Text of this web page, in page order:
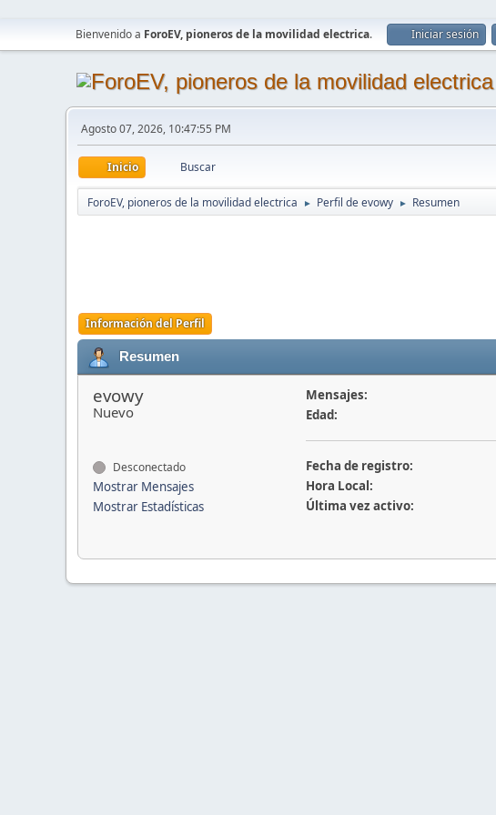
Bienvenido a ForoEV, pioneros de la movilidad electrica. Iniciar sesión
Agosto 07, 2026, 10:47:55 PM
Inicio Buscar
ForoEV, pioneros de la movilidad electrica ► Perfil de evowy ► Resumen
Información del Perfil
Resumen
evowy
Nuevo
Desconectado
Mostrar Mensajes
Mostrar Estadísticas
Mensajes:
Edad:
Fecha de registro:
Hora Local:
Última vez activo: